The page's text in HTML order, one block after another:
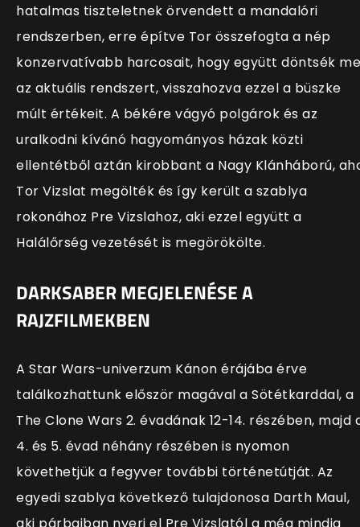
hatalmas tiszteletnek örvendett a mandalóri
rendszerben, erre építve Tor összefogta a nép
konzervatívabb harcosait, hogy együtt döntsék
az aktuális rendszert, visszahozva ezzel a büszke
múlt értékeit. A békére vágyó polgárok és az
uralkodni kívánó hagyományos házak közti
ellentétből aztán kirobbant a Nagy Klánháború,
Tor Vizslat megölték és így került a szablya
rokonához Pre Vizslahoz, aki ezzel együtt a
Halálőrség vezetését is megörökölte.
DARKSABER MEGJELENÉSE A
RAJZFILMEKBEN
A Star Wars-univerzum Kánon érájába érve
találkozhattunk először magával a Sötétkarddal, a
The Clone Wars 2. évadának 12-14. részében, majd
4. és 5. évad néhány részében is nyomon
követhetjük a fegyver további történetútját. Az
egyedi szablya következő tulajdonosa Darth Maul,